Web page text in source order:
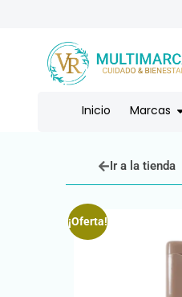
ENVÍOS A TODO EL PAÍS |
Inicio Marcas
Ir a la tienda
¡Oferta!